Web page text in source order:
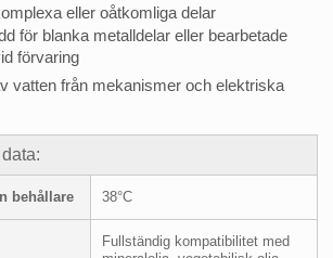
eller oåtkomliga delar
för blanka metalldelar eller bearbetade
förvaring
vatten från mekanismer och elektriska
behållare 38°C
Fullständig kompatibilitet med